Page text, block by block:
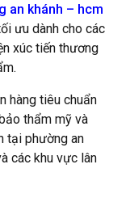
an khánh – hcm
ưu dành cho các
xúc tiến thương
hàng tiêu chuẩn
thẩm mỹ và
tại phường an
các khu vực lân